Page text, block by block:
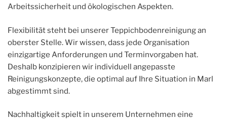
Arbeitssicherheit und ökologischen Aspekten.
Flexibilität steht bei unserer Teppichbodenreinigung an
oberster Stelle. Wir wissen, dass jede Organisation
einzigartige Anforderungen und Terminvorgaben hat.
Deshalb konzipieren wir individuell angepasste
Reinigungskonzepte, die optimal auf Ihre Situation in Marl
abgestimmt sind.
Nachhaltigkeit spielt in unserem Unternehmen eine